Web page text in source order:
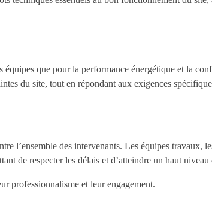
que pour la performance énergétique et la
du site, tout en répondant aux exigences
l’ensemble des intervenants. Les équipes travaux,
de respecter les délais et d’atteindre un haut niveau
professionnalisme et leur engagement.